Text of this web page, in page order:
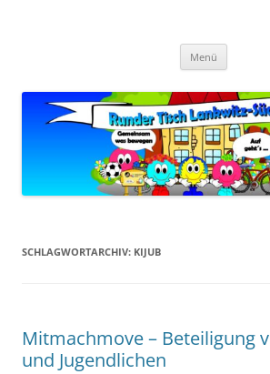
Menü
SCHLAGWORTARCHIV: KIJUB
Mitmachmove – Beteiligung
und Jugendlichen